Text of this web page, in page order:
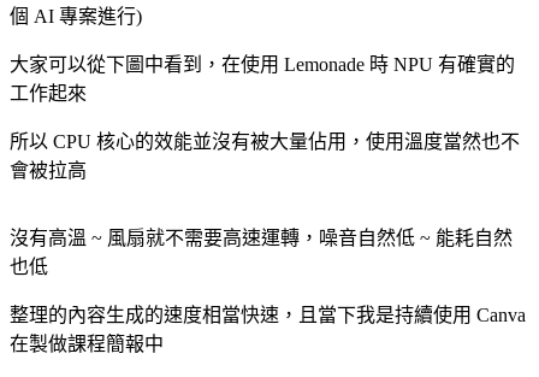
個 AI 專案進行)
大家可以從下圖中看到，在使用 Lemonade 時 NPU 有確實的
工作起來
所以 CPU 核心的效能並沒有被大量佔用，使用溫度當然也不
會被拉高
沒有高溫 ~ 風扇就不需要高速運轉，噪音自然低 ~ 能耗自然
也低
整理的內容生成的速度相當快速，且當下我是持續使用 Canva
在製做課程簡報中